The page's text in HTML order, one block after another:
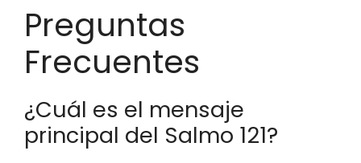
Preguntas
Frecuentes
¿Cuál es el mensaje
principal del Salmo 121?